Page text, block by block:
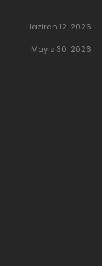
Haziran 12, 2026
Mayıs 30, 2026